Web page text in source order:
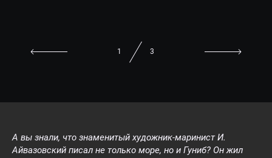
1 3
А вы знали, что знаменитый художник-маринист И.
Айвазовский писал не только море, но и Гуниб? Он жил